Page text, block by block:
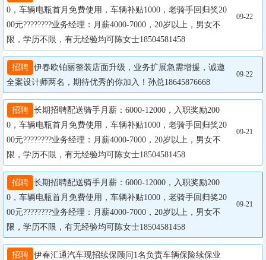
0，车辆电瓶首月免费使用，车辆补贴1000，老骑手回归奖20
00元????????业务经理：月薪4000-7000，20岁以上，男女不
限，学历不限，有无经验均可陈女士18504581458
09-22
招聘 伊春欧铂丽整装店面升级，业务扩展急需增援，诚邀
全案设计师两名，期待优秀的你加入！孙总18645876668
09-22
招聘 长期招聘配送骑手月薪：6000-12000，入职奖励200
0，车辆电瓶首月免费使用，车辆补贴1000，老骑手回归奖20
00元????????业务经理：月薪4000-7000，20岁以上，男女不
限，学历不限，有无经验均可陈女士18504581458
09-21
招聘 长期招聘配送骑手月薪：6000-12000，入职奖励200
0，车辆电瓶首月免费使用，车辆补贴1000，老骑手回归奖20
00元????????业务经理：月薪4000-7000，20岁以上，男女不
限，学历不限，有无经验均可陈女士18504581458
09-21
招聘 伊春汇通汽车现招续保顾问1名负责车辆保险续保业